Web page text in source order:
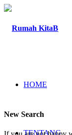
HOME
TENTANG
New Search